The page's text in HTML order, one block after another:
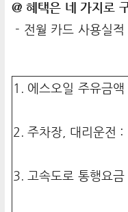
@ 혜택은 네 가지로
- 전월 카드 사용실
1. 에스오일 주유금
2. 주차장, 대리운전
3. 고속도로 통행요